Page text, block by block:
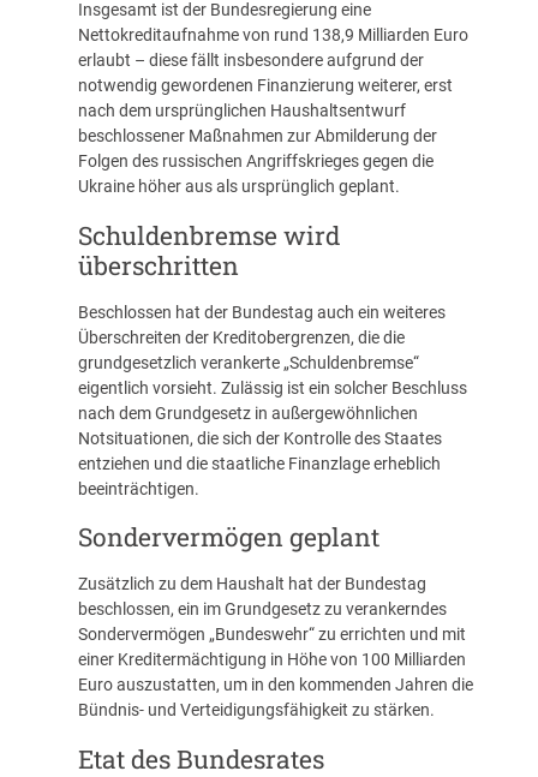
Insgesamt ist der Bundesregierung eine
Nettokreditaufnahme von rund 138,9 Milliarden Euro
erlaubt – diese fällt insbesondere aufgrund der
notwendig gewordenen Finanzierung weiterer, erst
nach dem ursprünglichen Haushaltsentwurf
beschlossener Maßnahmen zur Abmilderung der
Folgen des russischen Angriffskrieges gegen die
Ukraine höher aus als ursprünglich geplant.
Schuldenbremse wird
überschritten
Beschlossen hat der Bundestag auch ein weiteres
Überschreiten der Kreditobergrenzen, die die
grundgesetzlich verankerte „Schuldenbremse“
eigentlich vorsieht. Zulässig ist ein solcher Beschluss
nach dem Grundgesetz in außergewöhnlichen
Notsituationen, die sich der Kontrolle des Staates
entziehen und die staatliche Finanzlage erheblich
beeinträchtigen.
Sondervermögen geplant
Zusätzlich zu dem Haushalt hat der Bundestag
beschlossen, ein im Grundgesetz zu verankerndes
Sondervermögen „Bundeswehr“ zu errichten und mit
einer Kreditermächtigung in Höhe von 100 Milliarden
Euro auszustatten, um in den kommenden Jahren die
Bündnis- und Verteidigungsfähigkeit zu stärken.
Etat des Bundesrates